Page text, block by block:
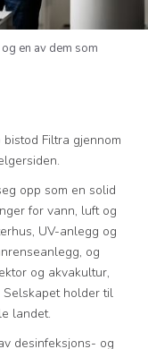
en av dem som
Filtra gjennom
opp som en solid
for vann, luft og
UV-anlegg og
og
og akvakultur,
holder til
landet.
desinfeksjons- og